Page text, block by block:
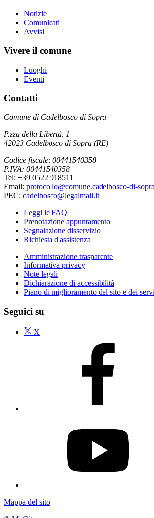
Notizie
Comunicati
Avvisi
Vivere il comune
Luoghi
Eventi
Contatti
Comune di Cadelbosco di Sopra
P.zza della Libertà, 1
42023 Cadelbosco di Sopra (RE)
Codice fiscale: 00441540358
P.IVA: 00441540358
Tel: +39 0522 918511
Email: protocollo@comune.cadelbosco-di-
PEC: cadelbosco@legalmail.it
Leggi le FAQ
Prenotazione appuntamento
Segnalazione disservizio
Richiesta d'assistenza
Amministrazione trasparente
Informativa privacy
Note legali
Dichiarazione di accessibilità
Piano di miglioramento del sito e dei
Seguici su
X
Mappa del sito